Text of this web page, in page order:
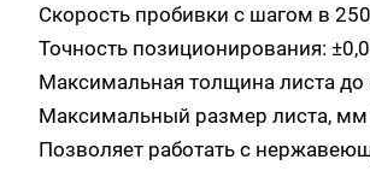
Скорость пробивки с шагом в
Точность позиционирования:
Максимальная толщина листа
Максимальный размер листа,
Позволяет работать с